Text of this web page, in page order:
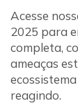
Acesse
2025 para
completa,
ameaças
reagindo.